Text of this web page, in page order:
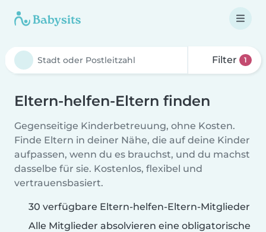
Filter 1
Eltern-helfen-Eltern finden
Gegenseitige Kinderbetreuung, ohne Kosten.
Finde Eltern in deiner Nähe, die auf deine Kinder
aufpassen, wenn du es brauchst, und du machst
dasselbe für sie. Kostenlos, flexibel und
vertrauensbasiert.
30 verfügbare Eltern-helfen-Eltern-Mitglieder
Alle Mitglieder absolvieren eine obligatorische